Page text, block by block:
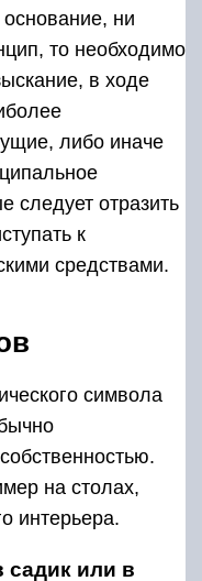
основание, ни
то необходимо
в ходе
либо иначе
следует отразить
к
средствами.
символа
на столах,
интерьера.
садик или в